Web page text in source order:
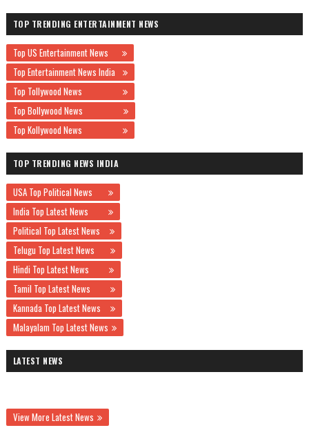
TOP TRENDING ENTERTAINMENT NEWS
Top US Entertainment News
Top Entertainment News India
Top Tollywood News
Top Bollywood News
Top Kollywood News
TOP TRENDING NEWS INDIA
USA Top Political News
India Top Latest News
Political Top Latest News
Telugu Top Latest News
Hindi Top Latest News
Tamil Top Latest News
Kannada Top Latest News
Malayalam Top Latest News
LATEST NEWS
View More Latest News